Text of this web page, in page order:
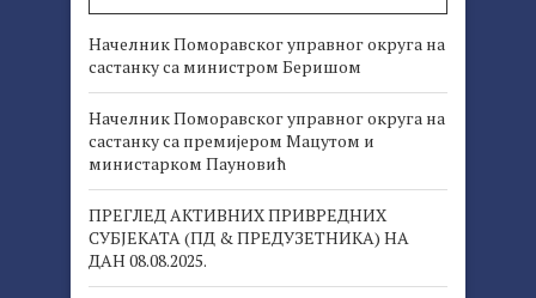
Начелник Поморавског управног округа на
састанку са министром Беришом
Начелник Поморавског управног округа на
састанку са премијером Мацутом и
министарком Пауновић
ПРЕГЛЕД АКТИВНИХ ПРИВРЕДНИХ
СУБЈЕКАТА (ПД & ПРЕДУЗЕТНИКА) НА
ДАН 08.08.2025.